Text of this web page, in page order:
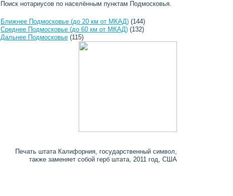
Поиск нотариусов по населённым пунктам Подмосковья.
Ближнее Подмосковье (до 20 км от МКАД) (144)
Среднее Подмосковье (до 60 км от МКАД) (132)
Дальнее Подмосковье (115)
Печать штата Калифорния, государственный символ,
также заменяет собой герб штата, 2011 год, США